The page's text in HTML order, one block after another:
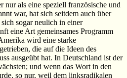
nur als eine speziell französische und
war, hat sich seitdem auch über
sogar neulich in einer
eine Art gemeinsames Programm
wird eine starke
die auf die Ideen des
ausgeübt hat. In Deutschland ist der
und wenn das Wort in den
so nur, weil dem linksradikalen